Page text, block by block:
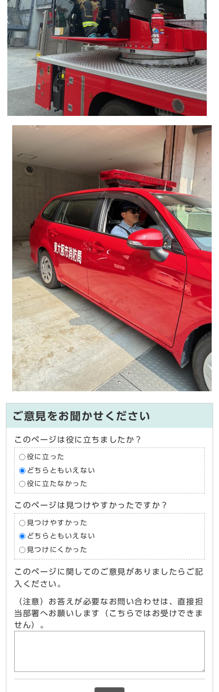
ご意見をお聞かせください
このページは役に立ちましたか？
役に立った
どちらともいえない
役に立たなかった
このページは見つけやすかったですか？
見つけやすかった
どちらともいえない
見つけにくかった
このページに関してのご意見がありましたらご記
入ください。
（注意）お答えが必要なお問い合わせは、直接担
当部署へお願いします（こちらではお受けできま
せん）。